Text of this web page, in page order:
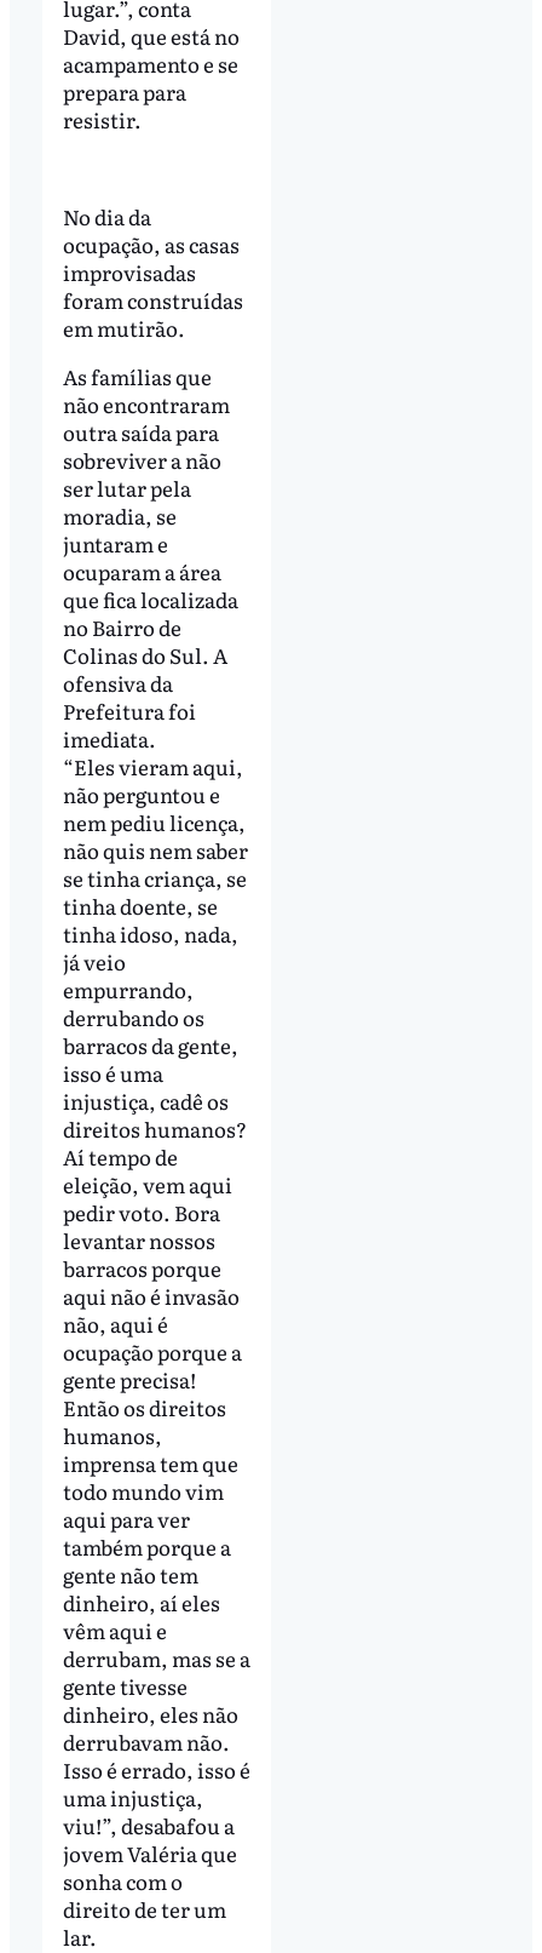
lugar.”, conta
David, que está no
acampamento e se
prepara para
resistir.
No dia da
ocupação, as casas
improvisadas
foram construídas
em mutirão.
As famílias que
não encontraram
outra saída para
sobreviver a não
ser lutar pela
moradia, se
juntaram e
ocuparam a área
que fica localizada
no Bairro de
Colinas do Sul. A
ofensiva da
Prefeitura foi
imediata.
“Eles vieram aqui,
não perguntou e
nem pediu licença,
não quis nem saber
se tinha criança, se
tinha doente, se
tinha idoso, nada,
já veio
empurrando,
derrubando os
barracos da gente,
isso é uma
injustiça, cadê os
direitos humanos?
Aí tempo de
eleição, vem aqui
pedir voto. Bora
levantar nossos
barracos porque
aqui não é invasão
não, aqui é
ocupação porque a
gente precisa!
Então os direitos
humanos,
imprensa tem que
todo mundo vim
aqui para ver
também porque a
gente não tem
dinheiro, aí eles
vêm aqui e
derrubam, mas se a
gente tivesse
dinheiro, eles não
derrubavam não.
Isso é errado, isso é
uma injustiça,
viu!”, desabafou a
jovem Valéria que
sonha com o
direito de ter um
lar.